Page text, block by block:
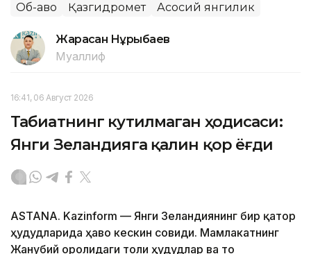
Об-ҳаво Қазгидромет Асосий янгилик
Жарасқан Нұрыбаев
Муаллиф
16:41, 06 Август 2026
Табиатнинг кутилмаган ҳодисаси:
Янги Зеландияга қалин қор ёғди
ASTANA. Kazinform — Янги Зеландиянинг бир қатор
ҳудудларида ҳаво кескин совиди. Мамлакатнинг
Жанубий оролидаги тоғли ҳудудлар ва тоғ